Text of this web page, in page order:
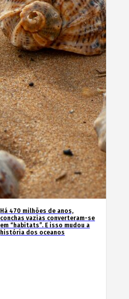
Há 470 milhões de anos,
conchas vazias converteram-se
em “habitats”. E isso mudou a
história dos oceanos